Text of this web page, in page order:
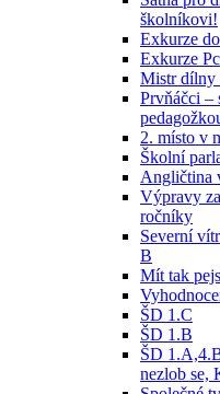
školníkovi!
Exkurze
Exkurze
Mistr dílny
Prvňáčci –
2. místo v
Školní
Angličtina
Výpravy
ročníky
Severní
B
Mít tak
ŠD 1.C
ŠD 1.B
ŠD
nezlob se,